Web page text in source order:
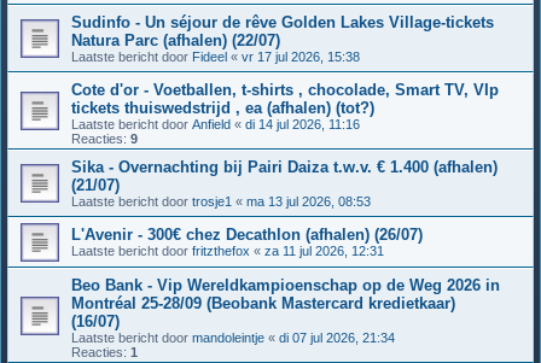
Sudinfo - Un séjour de rêve Golden Lakes Village-tickets
Natura Parc (afhalen) (22/07)
Laatste bericht door Fideel « vr 17 jul 2026, 15:38
Cote d'or - Voetballen, t-shirts , chocolade, Smart TV, VIp
tickets thuiswedstrijd , ea (afhalen) (tot?)
Laatste bericht door Anfield « di 14 jul 2026, 11:16
Reacties: 9
Sika - Overnachting bij Pairi Daiza t.w.v. € 1.400 (afhalen)
(21/07)
Laatste bericht door trosje1 « ma 13 jul 2026, 08:53
L'Avenir - 300€ chez Decathlon (afhalen) (26/07)
Laatste bericht door fritzthefox « za 11 jul 2026, 12:31
Beo Bank - Vip Wereldkampioenschap op de Weg 2026 in
Montréal 25-28/09 (Beobank Mastercard kredietkaar)
(16/07)
Laatste bericht door mandoleintje « di 07 jul 2026, 21:34
Reacties: 1